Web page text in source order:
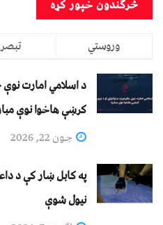
وروستي
د اسلامي امارت نوې
کرښې هاخوا نوې
جون 22, 2026
په کابل ښار کې د
نيول شوې